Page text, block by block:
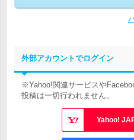
外部アカウントでログイン
※Yahoo!関連サービスや
投稿は一切行われません。
Yahoo!